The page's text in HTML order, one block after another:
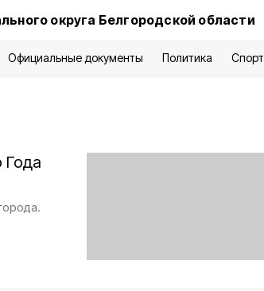
округа Белгородской области
Официальные документы Политика Спорт
Года